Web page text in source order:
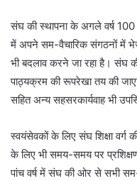
संघ की स्थापना के अगले वर्ष 100
में अपने सम-वैचारिक संगठनों में
भी बदलाव करने जा रहा है। संघ
पाठ्यक्रम की रूपरेखा तय की
सहित अन्य सहसरकार्यवाह भी
स्वयंसेवकों के लिए संघ शिक्षा वर्ग
के लिए भी समय-समय पर
पांच वर्ष में संघ की ओर से सभी